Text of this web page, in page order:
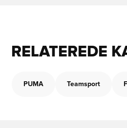
RELATEREDE
PUMA Teamsport